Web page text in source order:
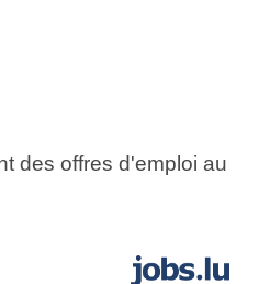
des offres d'emploi au